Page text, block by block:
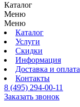
Каталог
Меню
Меню
Каталог
Услуги
Скидки
Информация
Доставка и оплата
Контакты
8 (495) 294-00-11
Заказать звонок